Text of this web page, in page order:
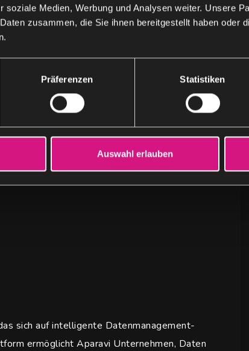
soziale Medien, Werbung und Analysen weiter. Unsere
zusammen, die Sie ihnen bereitgestellt haben oder
Präferenzen Statistiken
Auswahl erlauben
und steigert die Produktivität durch
sich auf intelligente Datenmanagement-
ermöglicht Aparavi Unternehmen, Daten